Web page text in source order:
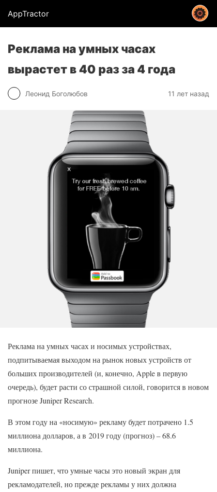
AppTractor
Реклама на умных часах
вырастет в 40 раз за 4 года
Леонид Боголюбов 11 лет назад
Реклама на умных часах и носимых устройствах,
подпитываемая выходом на рынок новых устройств от
больших производителей (и, конечно, Apple в первую
очередь), будет расти со страшной силой, говорится в новом
прогнозе Juniper Research.
В этом году на «носимую» рекламу будет потрачено 1.5
миллиона долларов, а в 2019 году (прогноз) – 68.6
миллиона.
Juniper пишет, что умные часы это новый экран для
рекламодателей, но прежде рекламы у них должна